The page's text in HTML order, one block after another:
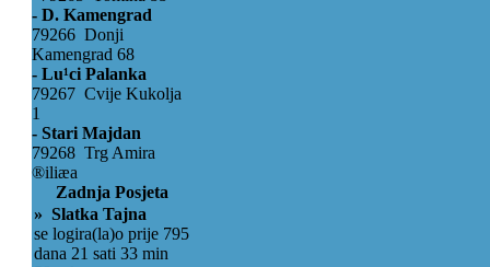
- D. Kamengrad
79266 Donji
Kamengrad 68
- Lu¹ci Palanka
79267 Cvije Kukolja
1
- Stari Majdan
79268 Trg Amira
®iliæa
Zadnja Posjeta
» Slatka Tajna
se logira(la)o prije 795
dana 21 sati 33 min